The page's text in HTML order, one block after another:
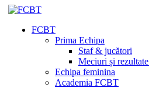
FCBT
Prima Echipa
Staf & jucători
Meciuri și
Echipa feminina
Academia FCBT